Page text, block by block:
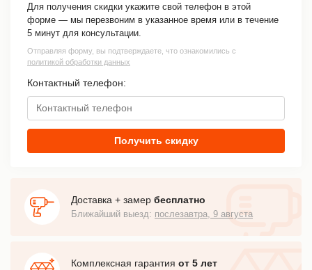
Для получения скидки укажите свой телефон в этой
форме — мы перезвоним в указанное время или в течение
5 минут для консультации.
Отправляя форму, вы подтверждаете, что ознакомились с
политикой обработки данных
Контактный телефон:
Получить скидку
Доставка + замер бесплатно
Ближайший выезд: послезавтра, 9 августа
Комплексная гарантия от 5 лет